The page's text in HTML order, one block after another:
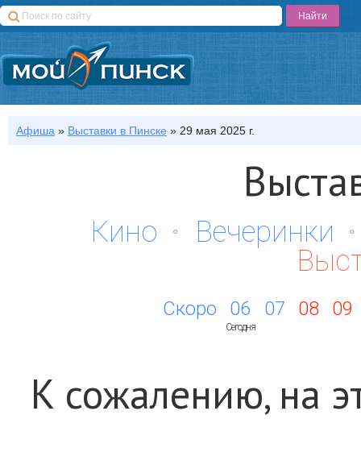
Афиша » Выставки в Пинске » 29 мая 2025 г.
Кино
Вечеринки
Скоро 06
Сегодня
07 08 09
К сожалению, на